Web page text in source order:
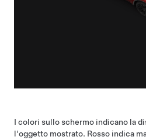
I colori sullo schermo indicano la
l'oggetto mostrato. Rosso indica